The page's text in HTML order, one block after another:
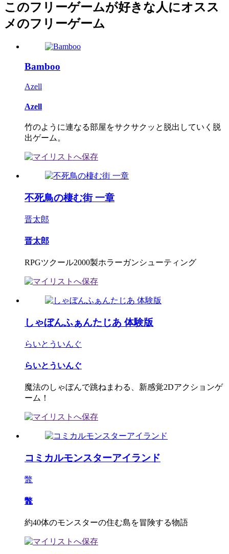
このフリーゲームが好きな人にオスス
メのフリーゲーム
Bamboo
Azell
Azell
竹のように連なる部屋をサクサクッと脱出していく脱
出ゲーム。
不死鳥の棲む街 一章
晋太郎
晋太郎
RPGツクール2000製ホラーガンシューティング
しゃぼんふぁんたじあ 体験版
らいとういんぐ
らいとういんぐ
魔法のしゃぼんで跳ねまわる、新感覚2Dアクションゲ
ーム！
コミカルモンスターアイランド
鼈
鼈
約40体のモンスターの住む島を冒険する物語